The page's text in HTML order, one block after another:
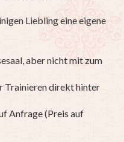
Liebling eine eigene
aber nicht mit zum
Trainieren direkt hinter
Anfrage (Preis auf